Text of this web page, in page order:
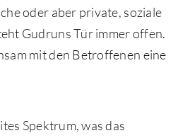
oder aber private, soziale
Gudruns Tür immer offen.
mit den Betroffenen eine
Spektrum, was das